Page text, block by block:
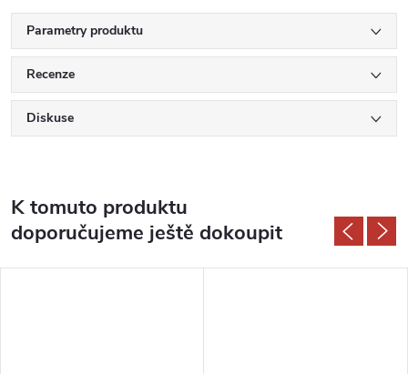
Parametry produktu
Recenze
Diskuse
K tomuto produktu
doporučujeme ještě dokoupit